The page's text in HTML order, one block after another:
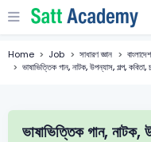
Home Job সাধারণ জ্ঞান
ভাষাভিত্তিক গান, নাটক, উপন্যাস, গল্প,
ভাষাভিত্তিক গান,